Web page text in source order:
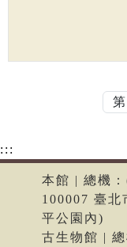
:::
本館 | 總機
100007 臺北
平公園內)
古生物館 |